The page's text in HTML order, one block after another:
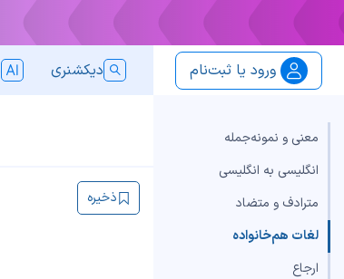
ورود یا ثبت‌نام دیکشنری
معنی و نمونه‌جمله
انگلیسی به انگلیسی
مترادف و متضاد
لغات هم‌خانواده
ارجاع
ذخیره